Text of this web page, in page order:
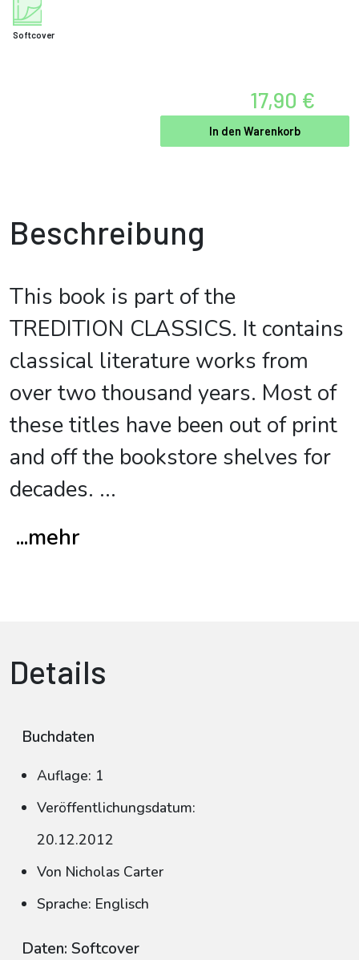
Softcover
17,90 €
In den Warenkorb
Beschreibung
This book is part of the
TREDITION CLASSICS. It contains
classical literature works from
over two thousand years. Most of
these titles have been out of print
and off the bookstore shelves for
decades. ...
...mehr
Details
Buchdaten
Auflage: 1
Veröffentlichungsdatum:
20.12.2012
Von Nicholas Carter
Sprache: Englisch
Daten: Softcover